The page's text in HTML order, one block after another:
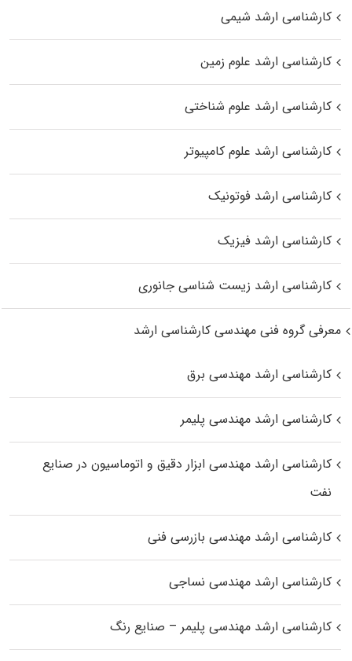
کارشناسی ارشد شیمی
کارشناسی ارشد علوم زمین
کارشناسی ارشد علوم شناختی
کارشناسی ارشد علوم کامپیوتر
کارشناسی ارشد فوتونیک
کارشناسی ارشد فیزیک
کارشناسی ارشد زیست‌ شناسی جانوری
معرفی گروه فنی مهندسی کارشناسی ارشد
کارشناسی ارشد مهندسی برق
کارشناسی ارشد مهندسی پلیمر
کارشناسی ارشد مهندسی ابزار دقیق و اتوماسیون در صنایع
نفت
کارشناسی ارشد مهندسی بازرسی فنی
کارشناسی ارشد مهندسی نساجی
کارشناسی ارشد مهندسی پلیمر – صنایع رنگ